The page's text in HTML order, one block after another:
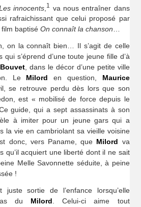
innocents 1
va nous entraîner dans
rafraichissant que celui proposé par
baptisé On connaît la chanson…
on la connaît bien… Il s’agit de celle
s’éprend d’une toute jeune fille d’à
, dans le décor d’une petite ville
Le Milord en question, Maurice
se retrouve perdu dès lors que son
est « mobilisé de force depuis le
guide, qui a sept assassinats à son
à imiter pour un jeune gars qui a
la vie en cambriolant sa vieille voisine
donc, vers Paname, que Milord va
qu’il acquiert une liberté dont il ne sait
Melle Savonnette séduite, à peine
!
juste sortie de l’enfance lorsqu’elle
du Milord . Celui-ci aime tout